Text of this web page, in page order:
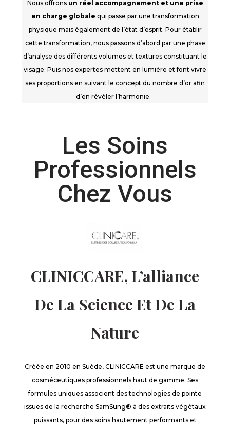
Nous offronsun réel accompagnement et une prise
en charge globale qui passe par une transformation
physique mais également de l’état d’esprit. Pour établir
cette transformation, nous passons d’abord par une phase
d’analyse des différents volumes et textures constituant le
visage. Puis nos expertes mettent en lumière et font vivre
ses proportions en suivant le concept du nombre d’or afin
d’en révéler l’harmonie.
Les Soins
Professionnels
Chez Vous
CLINICCARE, L’alliance
De La Science Et De La
Nature
Créée en 2010 en Suède, CLINICCARE est une marque de
cosméceutiques professionnels haut de gamme. Ses
formules uniques associent des technologies de pointe
issues de la recherche SamSung® à des extraits végétaux
puissants, pour des soins hautement performants et